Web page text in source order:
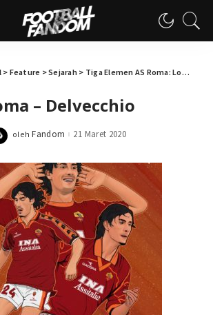
> Feature >Sejarah> Tiga Elemen AS Roma: Loyalitas, Cinta, dan Pengorbanan
– Delvecchio
Posted
oleh Fandom 21 Maret 2020